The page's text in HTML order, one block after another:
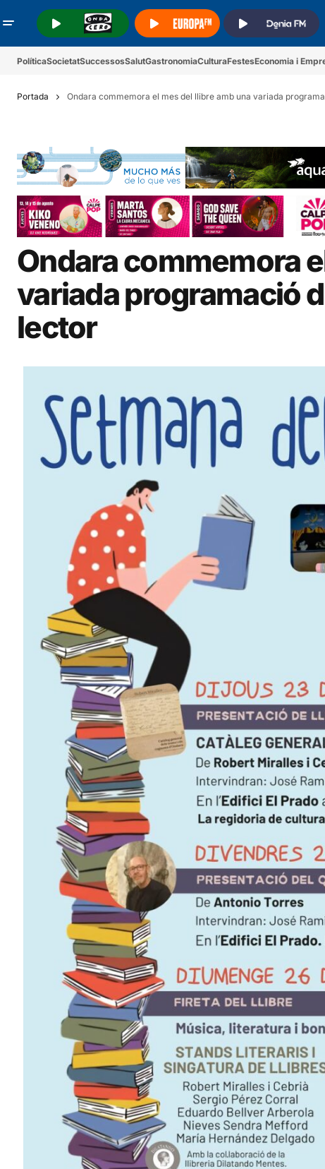
PolíticaSocietatSuccessosSalutGastronomiaCulturaFestesEconomia i
Portada Ondara commemora el mes del llibre amb una variada
Ondara commemora
variada programació
lector